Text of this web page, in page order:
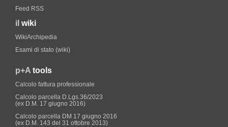
Feed RSS
il wiki
WikiArchipedia
Esami di stato (wiki)
p+A tools
Calcolo fattura professionale
Calcolo parcella D.Lgs.36/2023
(ex D.M. 17 giugno 2016)
Calcolo parcella DM 17 giugno 2016
(ex D.M. 143 del 31 ottobre 2013)